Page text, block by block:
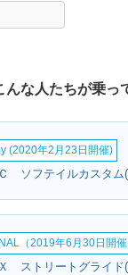
んな人たちが乗っ
(2020年2月23日開催)
（2019年6月30日開催